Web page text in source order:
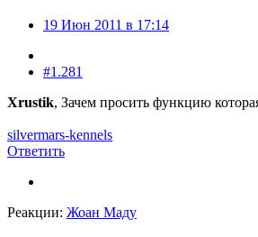
19 Июн 2011 в 17:14
#1.281
Xrustik, Зачем просить функцию
silvermars-kennels
Ответить
Реакции: Жоан Маду